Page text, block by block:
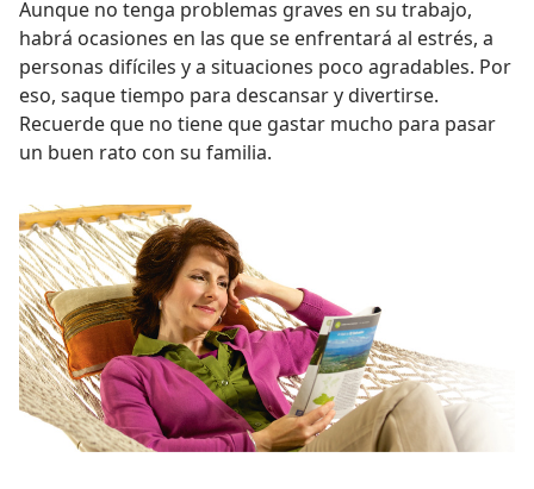
Aunque no tenga problemas graves en su trabajo,
habrá ocasiones en las que se enfrentará al estrés, a
personas difíciles y a situaciones poco agradables. Por
eso, saque tiempo para descansar y divertirse.
Recuerde que no tiene que gastar mucho para pasar
un buen rato con su familia.